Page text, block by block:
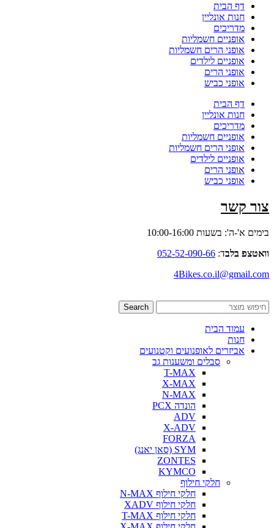
דף הבית
חנות אונליין
מדריכים
אופניים חשמליות
אופני הרים חשמליות
אופניים לילדים
אופני הרים
אופני כביש
דף הבית
חנות אונליין
מדריכים
אופניים חשמליות
אופני הרים חשמליות
אופניים לילדים
אופני הרים
אופני כביש
צור קשר
בימים א'-ה': בשעות 10:00-16:00
וואטצפ בלבד: 052-52-090-66
4Bikes.co.il@gmail.com
Search
עמוד הבית
חנות
אביזרים לאופנועים וקטנועים
סבלים ומשענות גב
T-MAX
X-MAX
N-MAX
הונדה PCX
ADV
X-ADV
FORZA
SYM (סאן יאנג)
ZONTES
KYMCO
חלקי חילוף
חלקי חילוף N-MAX
חלקי חילוף XADV
חלקי חילוף T-MAX